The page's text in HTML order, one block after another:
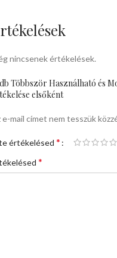
nincsenek értékelések.
Többször Használható és
elsőként
e-mail címet nem tesszük
értékelésed *
*